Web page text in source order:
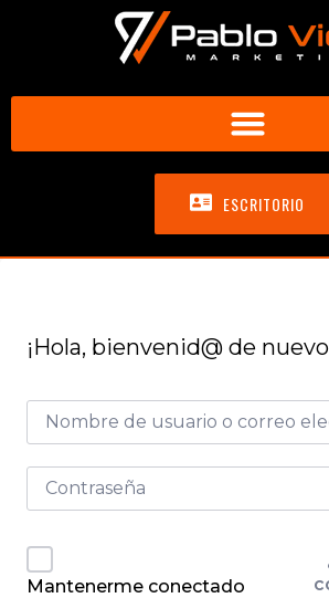
ESCRITORIO
¡Hola, bienvenid@ de
Mantenerme conectado